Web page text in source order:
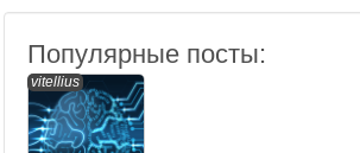
Популярные посты:
vitellius